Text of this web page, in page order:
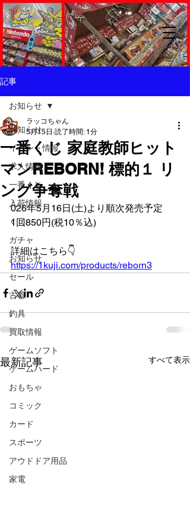
記事
お知らせ
イベント情報
求人情報
一番くじ
入荷情報
くじ
ガチャ
お知らせ
セール
古着
釣具
買取情報
ゲームソフト
ゲームハード
おもちゃ
コミック
カード
スポーツ
アウドドア用品
家電
お知らせ
一番くじ 家庭教師ヒット
マンREBORN! 標的１ リ
ング争奪戦
ラッコちゃん
5月15日 読了時間: 1分
026年5月16日(土)より順次発売予定
1回850円(税10％込)
詳細はこちら👇️
https://1kuji.com/products/reborn3
最新記事 すべて表示